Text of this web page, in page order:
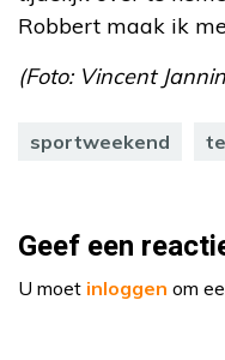
Robbert maak ik
(Foto: Vincent
sportweekend
Geef een
U moet inloggen om